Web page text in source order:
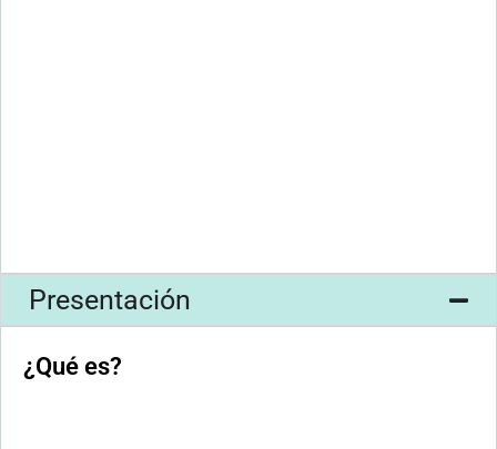
Presentación
¿Qué es?